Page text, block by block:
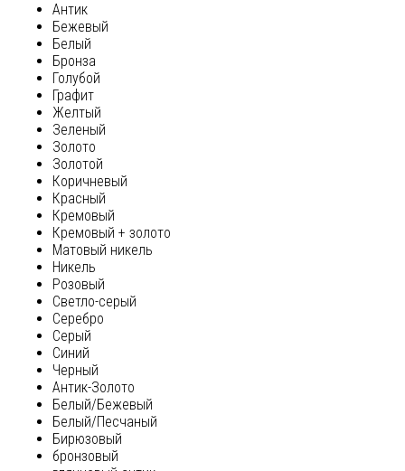
Антик
Бежевый
Белый
Бронза
Голубой
Графит
Желтый
Зеленый
Золото
Золотой
Коричневый
Красный
Кремовый
Кремовый + золото
Матовый никель
Никель
Розовый
Светло-серый
Серебро
Серый
Синий
Черный
Антик-Золото
Белый/Бежевый
Белый/Песчаный
Бирюзовый
бронзовый